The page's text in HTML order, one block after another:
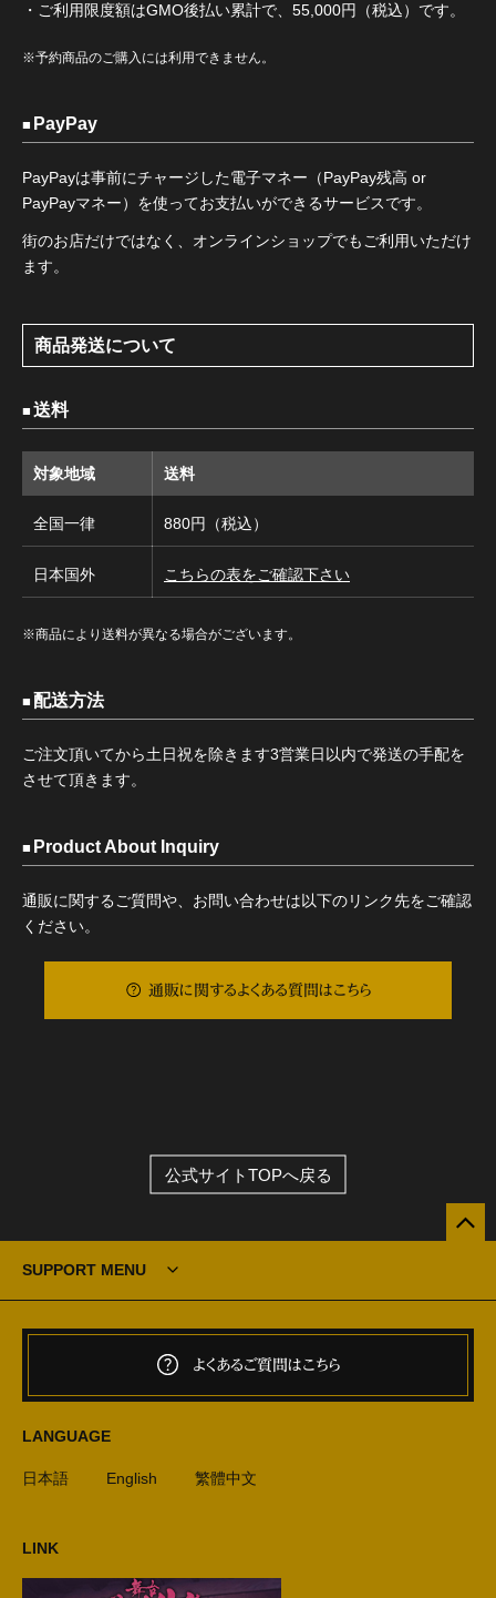
・ご利用限度額はGMO後払い累計で、55,000円（税込）です。
※予約商品のご購入には利用できません。
PayPay
PayPayは事前にチャージした電子マネー（PayPay残高 or
PayPayマネー）を使ってお支払いができるサービスです。
街のお店だけではなく、オンラインショップでもご利用いただけ
ます。
商品発送について
送料
対象地域 送料
全国一律 880円（税込）
日本国外 こちらの表をご確認下さい
※商品により送料が異なる場合がございます。
配送方法
ご注文頂いてから土日祝を除きます3営業日以内で発送の手配を
させて頂きます。
Product About Inquiry
通販に関するご質問や、お問い合わせは以下のリンク先をご確認
ください。
通販に関するよくある質問はこちら
公式サイトTOPへ戻る
SUPPORT MENU
よくあるご質問はこちら
LANGUAGE
日本語 English 繁體中文
LINK